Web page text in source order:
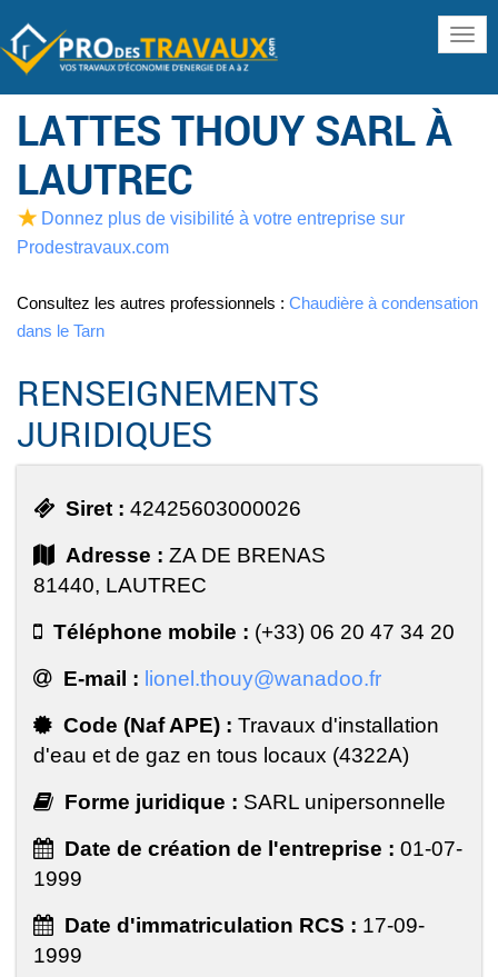
LATTES THOUY SARL À
LAUTREC
Donnez plus de visibilité à votre entreprise sur
Prodestravaux.com
Consultez les autres professionnels : Chaudière à condensation
dans le Tarn
RENSEIGNEMENTS
JURIDIQUES
Siret : 42425603000026
Adresse : ZA DE BRENAS
81440, LAUTREC
Téléphone mobile : (+33) 06 20 47 34 20
E-mail : lionel.thouy@wanadoo.fr
Code (Naf APE) : Travaux d'installation
d'eau et de gaz en tous locaux (4322A)
Forme juridique : SARL unipersonnelle
Date de création de l'entreprise : 01-07-
1999
Date d'immatriculation RCS : 17-09-
1999